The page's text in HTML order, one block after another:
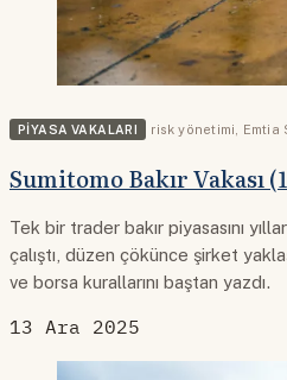
PIYASA VAKALARI risk yönetimi Emtia
Sumitomo Bakır Vakası
Tek bir trader bakır piyasasını
çalıştı, düzen çökünce şirket
ve borsa kurallarını baştan yazdı.
13 Ara 2025